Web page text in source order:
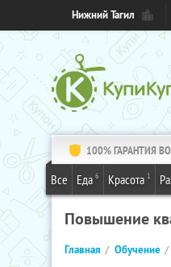
Нижний Тагил
100% ГАРАНТИЯ
Все Еда 6 Красота 1
Повышение
Главная Обучение